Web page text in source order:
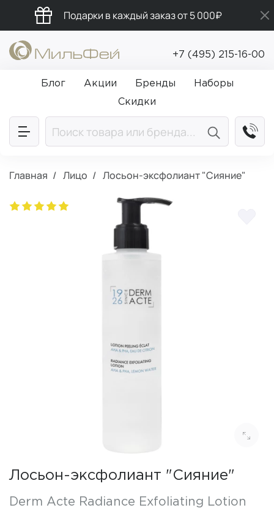
Подарки в каждый заказ от 5 000₽
Бесплатная доставка от 5 000₽
Промокод ПРИВЕТ
+7 (495) 215-16-00
Блог Акции Бренды
Наборы
Скидки
Главная Лицо Лосьон-эксфолиант "Сияние"
Лосьон-эксфолиант "Сияние"
Derm Acte Radiance Exfoliating Lotion